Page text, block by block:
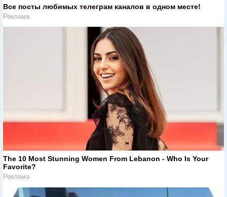
Все посты любимых телеграм каналов в одном месте!
Реклама
The 10 Most Stunning Women From Lebanon - Who Is Your
Favorite?
Реклама